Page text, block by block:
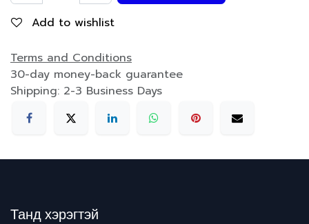
Add to wishlist
Terms and Conditions
30-day money-back guarantee
Shipping: 2-3 Business Days
Танд хэрэгтэй